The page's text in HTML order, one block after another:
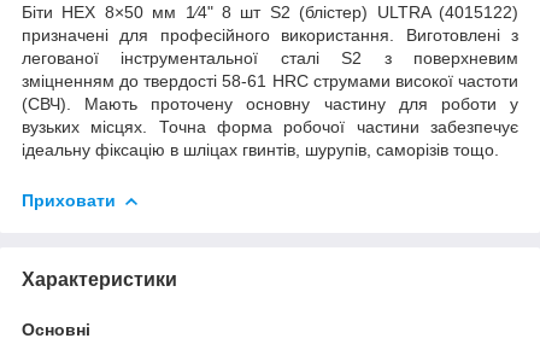
Біти HEX 8×50 мм 1⁄4" 8 шт S2 (блістер) ULTRA (4015122)
призначені для професійного використання. Виготовлені з
легованої інструментальної сталі S2 з поверхневим
зміцненням до твердості 58-61 HRC струмами високої частоти
(СВЧ). Мають проточену основну частину для роботи у
вузьких місцях. Точна форма робочої частини забезпечує
ідеальну фіксацію в шліцах гвинтів, шурупів, саморізів тощо.
Приховати
Характеристики
Основні